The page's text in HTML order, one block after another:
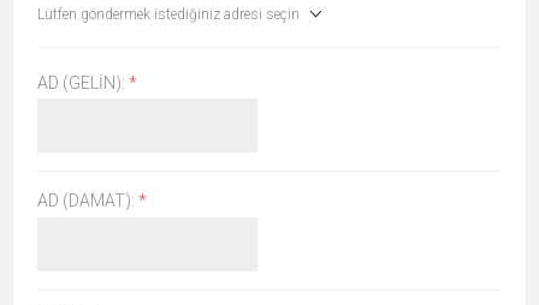
Lütfen göndermek istediğiniz adresi seçin
AD (GELIN): *
AD (DAMAT): *